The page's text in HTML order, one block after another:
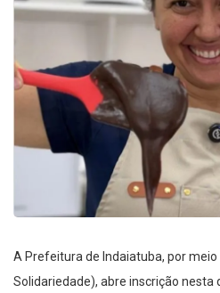
A Prefeitura de Indaiatuba, por meio
Solidariedade), abre inscrição